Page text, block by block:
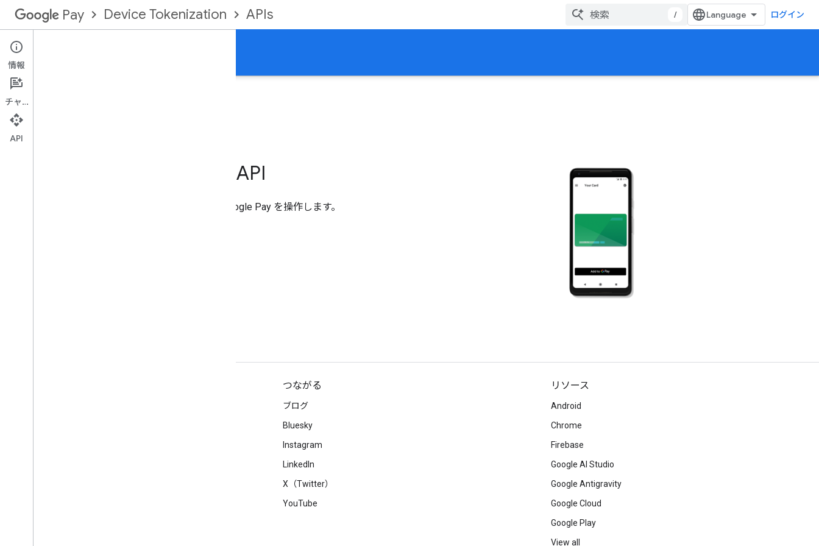
Pay Device Tokenization APIs / ログイン
Google Pay とやり取りするための API
Unified Push Provisioning API
モバイルアプリまたは銀行のウェブサイトから Google Pay を操作します。
つながる
ブログ
Bluesky
Instagram
LinkedIn
X（Twitter）
YouTube
リソース
Android
Chrome
Firebase
Google AI Studio
Google Antigravity
Google Cloud
Google Play
View all
情報
チャット
API